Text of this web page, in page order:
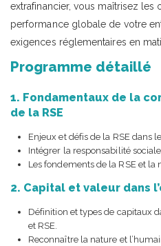
extrafinancier, vous maîtrisez
performance globale de votre
exigences réglementaires en
Programme détaillé
1. Fondamentaux de la
de la RSE
Enjeux et défis de la RSE dans
Intégrer la responsabilité
Les fondements de la RSE et
2. Capital et valeur dans
Définition et types de capitaux
et RSE.
Reconnaître la nature et